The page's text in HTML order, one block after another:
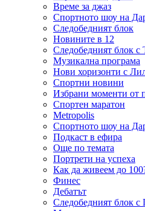
Време за джаз
Спортното шоу на
Следобедният блок
Новините в 12
Следобедният блок с
Музикална програма
Нови хоризонти с
Спортни новини
Избрани моменти от
Спортен маратон
Metropolis
Спортното шоу на
Подкаст в ефира
Още по темата
Портрети на успеха
Как да живеем до
Финес
Дебатът
Следобедният блок с